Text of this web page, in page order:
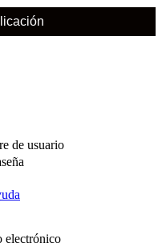
de usuario
electrónico